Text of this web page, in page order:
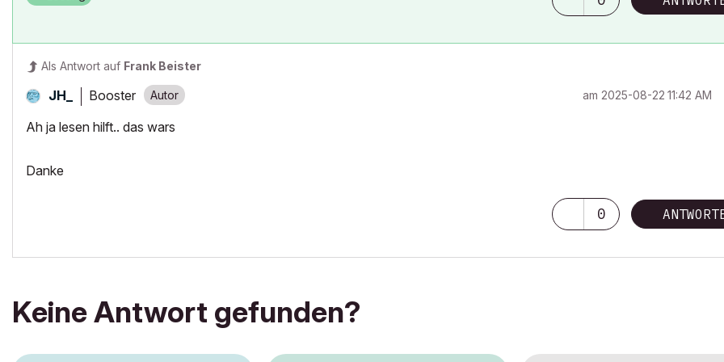
Als Antwort auf Frank Beister
JH_ Booster am ‎2025-08-22 11:42 AM
Ah ja lesen hilft.. das wars
Danke
0
Keine Antwort gefunden?